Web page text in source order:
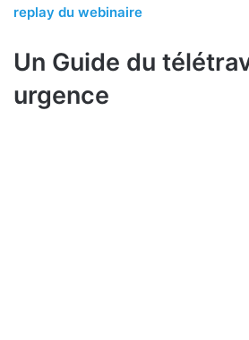
replay du webinaire
Un Guide du
urgence